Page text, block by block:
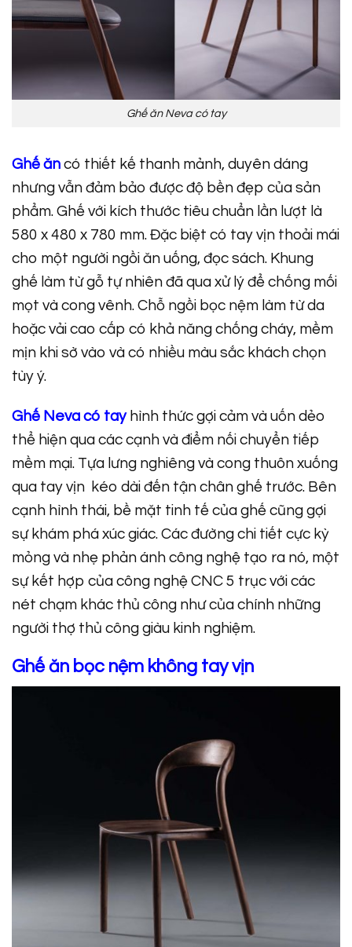
Ghế ăn Neva có tay
Ghế ăn có thiết kế thanh mảnh, duyên dáng
nhưng vẫn đảm bảo được độ bền đẹp của sản
phẩm. Ghế với kích thước tiêu chuẩn lần lượt là
580 x 480 x 780 mm. Đặc biệt có tay vịn thoải mái
cho một người ngồi ăn uống, đọc sách. Khung
ghế làm từ gỗ tự nhiên đã qua xử lý để chống mối
mọt và cong vênh. Chỗ ngồi bọc nệm làm từ da
hoặc vải cao cấp có khả năng chống cháy, mềm
mịn khi sờ vào và có nhiều màu sắc khách chọn
tùy ý.
Ghế Neva có tayhình thức gợi cảm và uốn dẻo
thể hiện qua các cạnh và điểm nối chuyển tiếp
mềm mại. Tựa lưng nghiêng và cong thuôn xuống
qua tay vịn kéo dài đến tận chân ghế trước. Bên
cạnh hình thái, bề mặt tinh tế của ghế cũng gợi
sự khám phá xúc giác. Các đường chi tiết cực kỳ
mỏng và nhẹ phản ánh công nghệ tạo ra nó, một
sự kết hợp của công nghệ CNC 5 trục với các
nét chạm khác thủ công như của chính những
người thợ thủ công giàu kinh nghiệm.
Ghế ăn bọc nệm không tay vịn